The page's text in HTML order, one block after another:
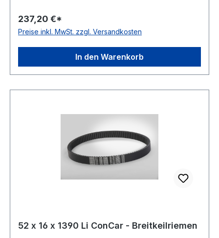
antistatisch: ja Norm: DIN 7719 / ISO 1604 Breite:
52mm Höhe: 16mm Winkel: 27° Material:
237,20 €*
Preise inkl. MwSt. zzgl. Versandkosten
In den Warenkorb
52 x 16 x 1390 Li ConCar - Breitkeilriemen